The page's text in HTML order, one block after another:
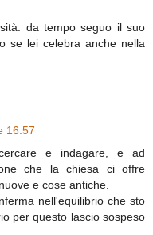
da tempo seguo il suo
se lei celebra anche nella
16:57
e indagare, e ad
che la chiesa ci offre
e cose antiche.
nell'equilibrio che sto
per questo lascio sospeso